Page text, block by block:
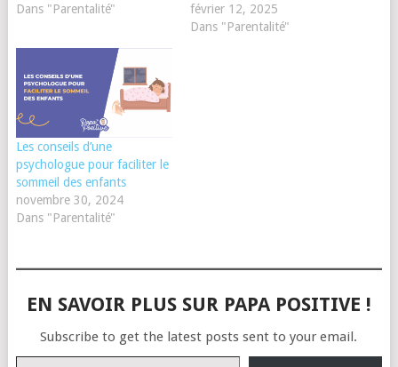
Dans "Parentalité"
février 12, 2025
Dans "Parentalité"
Les conseils d’une
psychologue pour faciliter le
sommeil des enfants
novembre 30, 2024
Dans "Parentalité"
EN SAVOIR PLUS SUR PAPA POSITIVE !
Subscribe to get the latest posts sent to your email.
Saisissez votre adresse e-mail…